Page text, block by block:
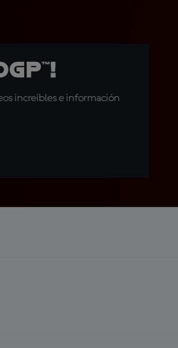
increíbles e información